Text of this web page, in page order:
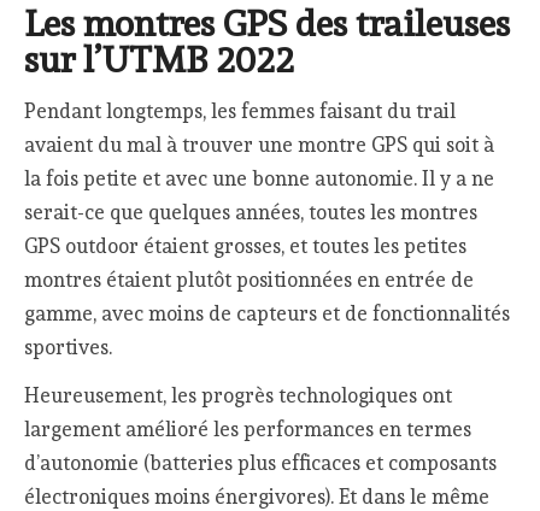
Les montres GPS des traileuses
sur l’UTMB 2022
Pendant longtemps, les femmes faisant du trail
avaient du mal à trouver une montre GPS qui soit à
la fois petite et avec une bonne autonomie. Il y a ne
serait-ce que quelques années, toutes les montres
GPS outdoor étaient grosses, et toutes les petites
montres étaient plutôt positionnées en entrée de
gamme, avec moins de capteurs et de fonctionnalités
sportives.
Heureusement, les progrès technologiques ont
largement amélioré les performances en termes
d’autonomie (batteries plus efficaces et composants
électroniques moins énergivores). Et dans le même